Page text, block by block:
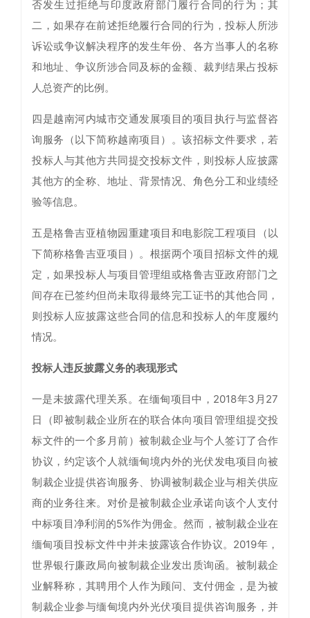
否发生过拒绝与印度政府部门履行合同的行为；其
二，如果存在前述拒绝履行合同的行为，投标人所涉
诉讼或争议解决程序的发生年份、各方当事人的名称
和地址、争议所涉合同及标的金额、裁判结果占投标
人总资产的比例。
四是越南河内城市交通发展项目的项目执行与监督咨
询服务（以下简称越南项目）。该招标文件要求，若
投标人与其他方共同提交投标文件，则投标人应披露
其他方的全称、地址、背景情况、角色分工和业绩经
验等信息。
五是格鲁吉亚植物园重建项目和电影院工程项目（以
下简称格鲁吉亚项目）。根据两个项目招标文件的规
定，如果投标人与项目管理组或格鲁吉亚政府部门之
间存在已签约但尚未取得最终完工证书的其他合同，
则投标人应披露这些合同的信息和投标人的年度履约
情况。
投标人违反披露义务的表现形式
一是未披露代理关系。在缅甸项目中，2018年3月27
日（即被制裁企业所在的联合体向项目管理组提交投
标文件的一个多月前）被制裁企业与个人签订了合作
协议，约定该个人就缅甸境内外的光伏发电项目向被
制裁企业提供咨询服务、协调被制裁企业与相关供应
商的业务往来。对价是被制裁企业承诺向该个人支付
中标项目净利润的5%作为佣金。然而，被制裁企业在
缅甸项目投标文件中并未披露该合作协议。2019年，
世界银行廉政局向被制裁企业发出质询函。被制裁企
业解释称，其聘用个人作为顾问、支付佣金，是为被
制裁企业参与缅甸境内外光伏项目提供咨询服务，并